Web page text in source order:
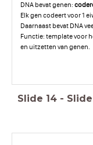
DNA bevat genen:
Elk gen codeert voor 1
Daarnaast bevat DNA
Functie: template voor
en uitzetten van genen.
Slide 14 - Slide